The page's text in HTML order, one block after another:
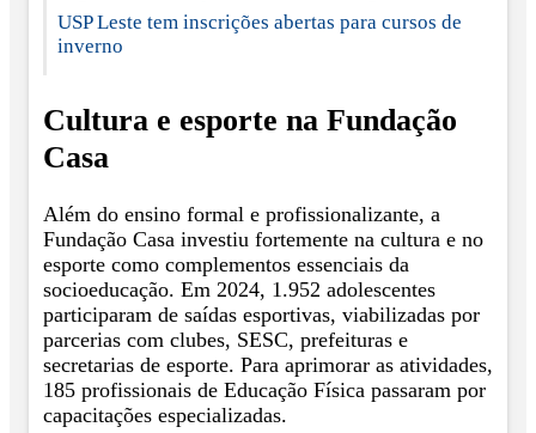
USP Leste tem inscrições abertas para cursos de
inverno
Cultura e esporte na Fundação
Casa
Além do ensino formal e profissionalizante, a
Fundação Casa investiu fortemente na cultura e no
esporte como complementos essenciais da
socioeducação. Em 2024, 1.952 adolescentes
participaram de saídas esportivas, viabilizadas por
parcerias com clubes, SESC, prefeituras e
secretarias de esporte. Para aprimorar as atividades,
185 profissionais de Educação Física passaram por
capacitações especializadas.